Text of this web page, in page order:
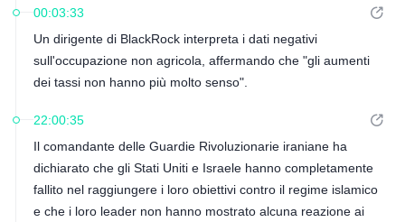
00:03:33
Un dirigente di BlackRock interpreta i dati negativi
sull'occupazione non agricola, affermando che "gli aumenti
dei tassi non hanno più molto senso".
22:00:35
Il comandante delle Guardie Rivoluzionarie iraniane ha
dichiarato che gli Stati Uniti e Israele hanno completamente
fallito nel raggiungere i loro obiettivi contro il regime islamico
e che i loro leader non hanno mostrato alcuna reazione ai